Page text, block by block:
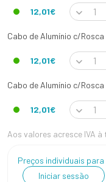
12,01€
Cabo de Alumínio c/Rosca
12,01€
Cabo de Alumínio c/Rosca
12,01€
Aos valores acresce IVA à
Preços individuais
Iniciar sessão